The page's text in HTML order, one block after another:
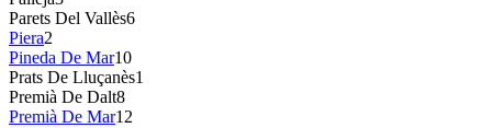
Parets Del Vallès6
Piera2
Pineda De Mar10
Prats De Lluçanès1
Premià De Dalt8
Premià De Mar12